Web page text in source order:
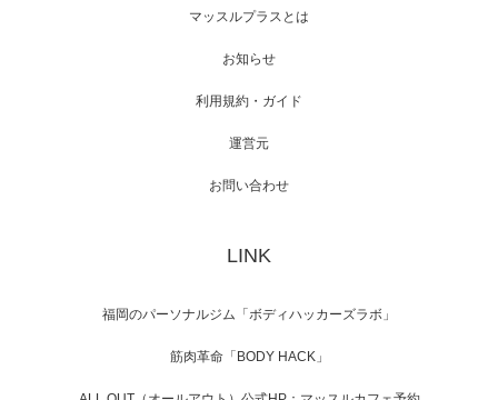
マッスルプラスとは
お知らせ
利用規約・ガイド
運営元
お問い合わせ
LINK
福岡のパーソナルジム「ボディハッカーズラボ」
筋肉革命「BODY HACK」